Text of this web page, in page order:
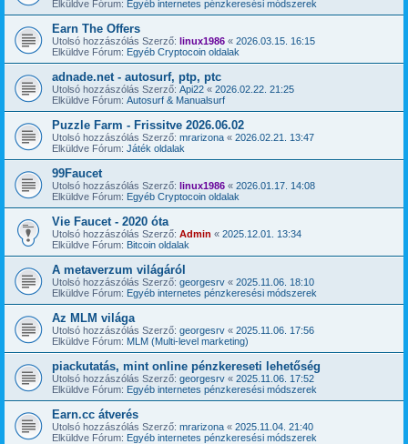
Elküldve Fórum: Egyéb internetes pénzkeresési módszerek
Earn The Offers
Utolsó hozzászólás Szerző: linux1986 « 2026.03.15. 16:15
Elküldve Fórum: Egyéb Cryptocoin oldalak
adnade.net - autosurf, ptp, ptc
Utolsó hozzászólás Szerző: Api22 « 2026.02.22. 21:25
Elküldve Fórum: Autosurf & Manualsurf
Puzzle Farm - Frissitve 2026.06.02
Utolsó hozzászólás Szerző: mrarizona « 2026.02.21. 13:47
Elküldve Fórum: Játék oldalak
99Faucet
Utolsó hozzászólás Szerző: linux1986 « 2026.01.17. 14:08
Elküldve Fórum: Egyéb Cryptocoin oldalak
Vie Faucet - 2020 óta
Utolsó hozzászólás Szerző: Admin « 2025.12.01. 13:34
Elküldve Fórum: Bitcoin oldalak
A metaverzum világáról
Utolsó hozzászólás Szerző: georgesrv « 2025.11.06. 18:10
Elküldve Fórum: Egyéb internetes pénzkeresési módszerek
Az MLM világa
Utolsó hozzászólás Szerző: georgesrv « 2025.11.06. 17:56
Elküldve Fórum: MLM (Multi-level marketing)
piackutatás, mint online pénzkereseti lehetőség
Utolsó hozzászólás Szerző: georgesrv « 2025.11.06. 17:52
Elküldve Fórum: Egyéb internetes pénzkeresési módszerek
Earn.cc átverés
Utolsó hozzászólás Szerző: mrarizona « 2025.11.04. 21:40
Elküldve Fórum: Egyéb internetes pénzkeresési módszerek